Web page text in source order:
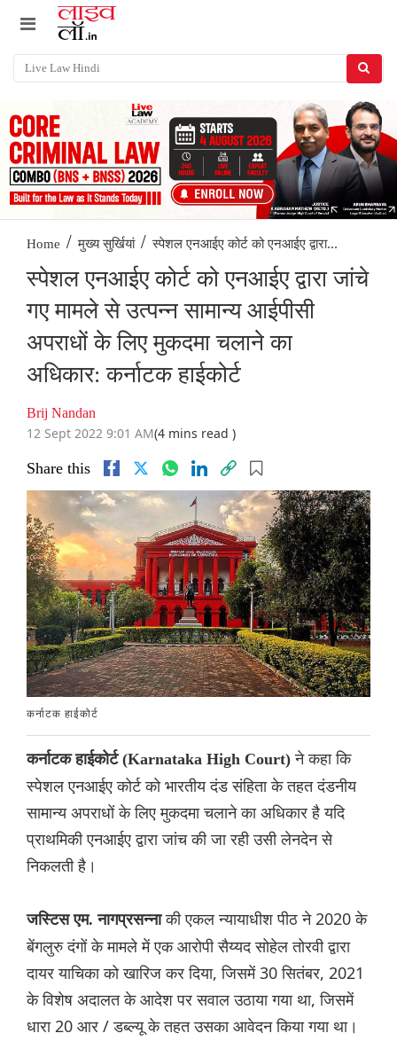
Home / मुख्य सुर्खियां / स्पेशल एनआईए कोर्ट को एनआईए द्वारा...
स्पेशल एनआईए कोर्ट को एनआईए द्वारा जांचे
गए मामले से उत्पन्न सामान्य आईपीसी
अपराधों के लिए मुकदमा चलाने का
अधिकार: कर्नाटक हाईकोर्ट
Brij Nandan
12 Sept 2022 9:01 AM(4 mins read )
Share this
कर्नाटक हाईकोर्ट
कर्नाटक हाईकोर्ट (Karnataka High Court)ने कहा कि
स्पेशल एनआईए कोर्ट को भारतीय दंड संहिता के तहत दंडनीय
सामान्य अपराधों के लिए मुकदमा चलाने का अधिकार है यदि
प्राथमिकी एनआईए द्वारा जांच की जा रही उसी लेनदेन से
निकलती है।
जस्टिस एम. नागप्रसन्नाकी एकल न्यायाधीश पीठ ने 2020 के
बेंगलुरु दंगों के मामले में एक आरोपी सैय्यद सोहेल तोरवी द्वारा
दायर याचिका को खारिज कर दिया, जिसमें 30 सितंबर, 2021
के विशेष अदालत के आदेश पर सवाल उठाया गया था, जिसमें
धारा 20 आर / डब्ल्यू के तहत उसका आवेदन किया गया था।